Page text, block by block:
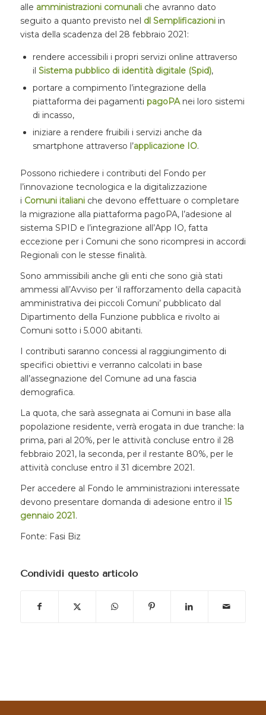
alle amministrazioni comunaliche avranno dato
seguito a quanto previsto nel dl Semplificazioniin
vista della scadenza del 28 febbraio 2021:
rendere accessibili i propri servizi online attraverso
il Sistema pubblico di identità digitale (Spid),
portare a compimento l’integrazione della
piattaforma dei pagamenti pagoPAnei loro sistemi
di incasso,
iniziare a rendere fruibili i servizi anche da
smartphone attraverso l’applicazione IO.
Possono richiedere i contributi del Fondo per
l’innovazione tecnologica e la digitalizzazione
i Comuni italianiche devono effettuare o completare
la migrazione alla piattaforma pagoPA, l’adesione al
sistema SPID e l’integrazione all’App IO, fatta
eccezione per i Comuni che sono ricompresi in accordi
Regionali con le stesse finalità.
Sono ammissibili anche gli enti che sono già stati
ammessi all’Avviso per ‘il rafforzamento della capacità
amministrativa dei piccoli Comuni’ pubblicato dal
Dipartimento della Funzione pubblica e rivolto ai
Comuni sotto i 5.000 abitanti.
I contributi saranno concessi al raggiungimento di
specifici obiettivi e verranno calcolati in base
all’assegnazione del Comune ad una fascia
demografica.
La quota, che sarà assegnata ai Comuni in base alla
popolazione residente, verrà erogata in due tranche: la
prima, pari al 20%, per le attività concluse entro il 28
febbraio 2021, la seconda, per il restante 80%, per le
attività concluse entro il 31 dicembre 2021.
Per accedere al Fondo le amministrazioni interessate
devono presentare domanda di adesione entro il 15
gennaio 2021.
Fonte: Fasi Biz
Condividi questo articolo